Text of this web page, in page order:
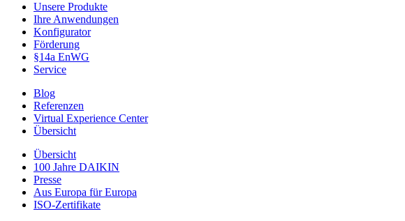
Unsere Produkte
Ihre Anwendungen
Konfigurator
Förderung
§14a EnWG
Service
Blog
Referenzen
Virtual Experience Center
Übersicht
Übersicht
100 Jahre DAIKIN
Presse
Aus Europa für Europa
ISO-Zertifikate